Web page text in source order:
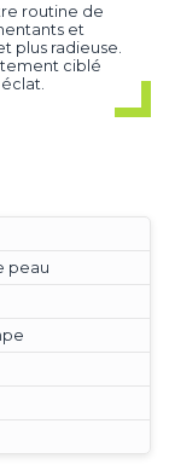
routine de
et
plus radieuse.
ciblé
peau